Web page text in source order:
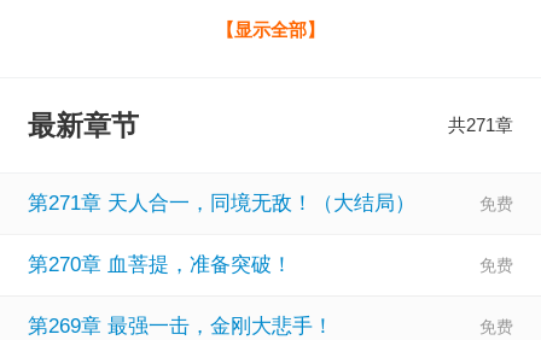
的时代。 东方大唐，南方大明，西方大秦，北方大金，中原
族势力蠢蠢欲动，其中最强的当属蒙古帝国。 这里有桃花
全真教，五毒教，明教，日月神教等数十个宗门。 主角穿越
【显示全部】
最新章节 共271章
第271章 天人合一，同境无敌！（大结局）
第270章 血菩提，准备突破！
第269章 最强一击，金刚大悲手！